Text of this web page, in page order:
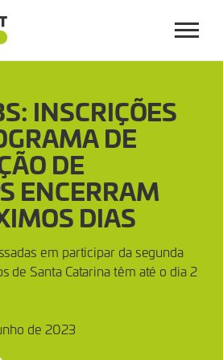
Menu
INSCRIÇÕES
DE
DE
ENCERRAM
DIAS
em participar da segunda
de Santa Catarina têm até o dia 2
de 2023